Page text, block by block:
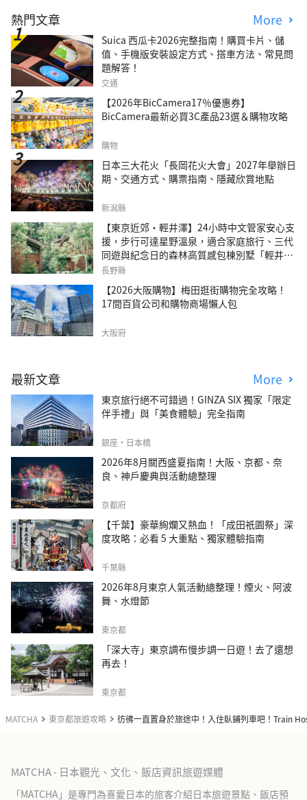
MATCHA 東京都旅遊攻略 彷彿一直置身於旅途中！入住臥鋪列車吧！Train
熱門文章 More
Suica 西瓜卡2026完整指南！購買卡片、儲
值、手機版安裝設定方式、搭車方法、常見問
題解答！
交通
【2026年BicCamera17％優惠券】
BicCamera最新必買3C產品23選＆購物攻略
購物
日本三大花火「長岡花火大會」2027年舉辦日
期、交通方式、購票指南、隱藏欣賞地點
新潟縣
【東京近郊・輕井澤】24小時中文管家安心支
援，步行可達星野溫泉，適合家庭旅行、三代
同遊與紀念日的森林高質感包棟別墅「輕井澤
森四季VILLA」
長野縣
【2026大阪購物】梅田逛街購物完全攻略！
17間百貨公司和購物商場懶人包
大阪府
最新文章 More
東京旅行絕不可錯過！GINZA SIX 獨家「限定
伴手禮」與「美食體驗」完全指南
銀座・日本橋
2026年8月關西盛夏指南！大阪、京都、奈
良、神戶慶典與活動總整理
京都府
【千葉】豪華絢爛又熱血！「成田祇園祭」深
度攻略：必看 5 大重點、獨家體驗指南
千葉縣
2026年8月東京人氣活動總整理！煙火、阿波
舞、水燈節
東京都
「深大寺」東京調布慢步調一日遊！去了還想
再去！
東京都
MATCHA - 日本觀光、文化、飯店資訊旅遊媒體
「MATCHA」是專門為喜愛日本的旅客介紹日本旅遊景點、飯店預